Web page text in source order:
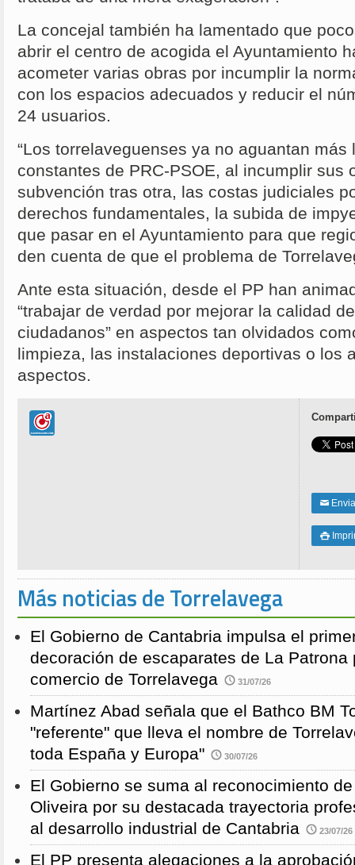
La concejal también ha lamentado que
abrir el centro de acogida el Ayuntamiento
acometer varias obras por incumplir la
con los espacios adecuados y reducir el
24 usuarios.
“Los torrelaveguenses ya no aguantan
constantes de PRC-PSOE, al incumplir sus
subvención tras otra, las costas judiciales
derechos fundamentales, la subida de
que pasar en el Ayuntamiento para que
den cuenta de que el problema de
Ante esta situación, desde el PP han
“trabajar de verdad por mejorar la calidad
ciudadanos” en aspectos tan olvidados
limpieza, las instalaciones deportivas o los
aspectos.
✉

Más noticias de Torrelavega
El Gobierno de Cantabria impulsa el
decoración de escaparates de La Patrona
comercio de Torrelavega
31/07/26
Martínez Abad señala que el Bathco BM
"referente" que lleva el nombre de
toda España y Europa"
30/07/26
El Gobierno se suma al reconocimiento
Oliveira por su destacada trayectoria
al desarrollo industrial de Cantabria
23/07/26
El PP presenta alegaciones a la